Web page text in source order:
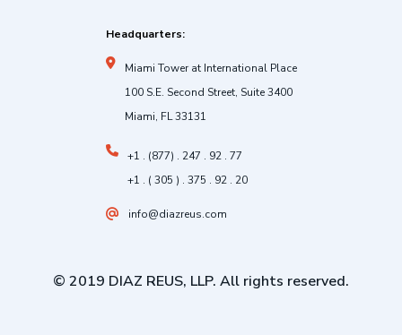
Headquarters:
Miami Tower at International Place
100 S.E. Second Street, Suite 3400
Miami, FL 33131
+1 . (877) . 247 . 92 . 77
+1 . ( 305 ) . 375 . 92 . 20
info@diazreus.com
© 2019 DIAZ REUS, LLP. All rights reserved.